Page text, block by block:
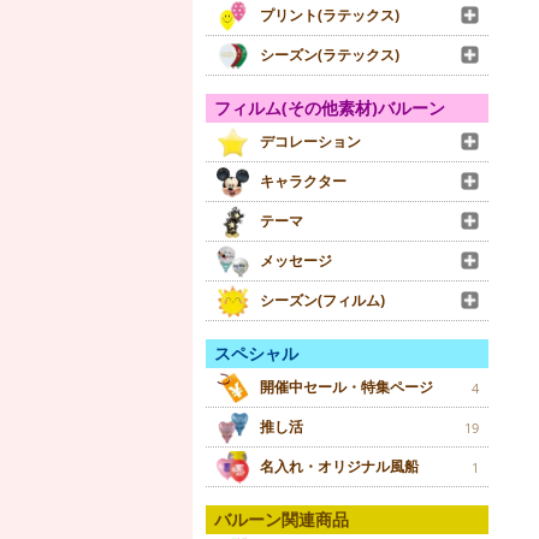
プリント(ラテックス)
シーズン(ラテックス)
フィルム(その他素材)バルーン
デコレーション
キャラクター
テーマ
メッセージ
シーズン(フィルム)
スペシャル
開催中セール・特集ページ 4
推し活 19
名入れ・オリジナル風船 1
バルーン関連商品